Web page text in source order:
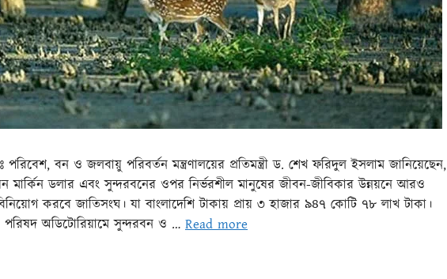
বন ও জলবায়ু পরিবর্তন মন্ত্রণালয়ের প্রতিমন্ত্রী ড. শেখ ফরিদুল ইসলাম জানিয়েছেন,
মার্কিন ডলার এবং সুন্দরবনের ওপর নির্ভরশীল মানুষের জীবন-জীবিকার উন্নয়নে আরও
করবে জাতিসংঘ। যা বাংলাদেশি টাকায় প্রায় ৩ হাজার ৯৪৭ কোটি ৭৮ লাখ টাকা।
পরিষদ অডিটোরিয়ামে সুন্দরবন ও … Read more